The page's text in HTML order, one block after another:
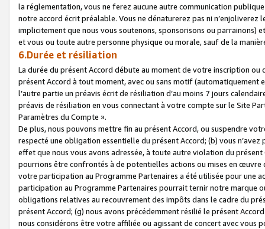
la réglementation, vous ne ferez aucune autre communication
notre accord écrit préalable. Vous ne dénaturerez pas ni
implicitement que nous vous soutenons, sponsorisons ou parrainons)
et vous ou toute autre personne physique ou morale, sauf de la
6.Durée et résiliation
La durée du présent Accord débute au moment de votre inscription
présent Accord à tout moment, avec ou sans motif (automatiquement
l’autre partie un préavis écrit de résiliation d’au moins 7 jours
préavis de résiliation en vous connectant à votre compte sur le Site
Paramètres du Compte ».
De plus, nous pouvons mettre fin au présent Accord, ou suspendre
respecté une obligation essentielle du présent Accord; (b) vous
effet que nous vous avons adressée, à toute autre violation du
pourrions être confrontés à de potentielles actions ou mises en
votre participation au Programme Partenaires a été utilisée pour une
participation au Programme Partenaires pourrait ternir notre marque
obligations relatives au recouvrement des impôts dans le cadre du
présent Accord; (g) nous avons précédemment résilié le présent
nous considérons être votre affiliée ou agissant de concert avec vous